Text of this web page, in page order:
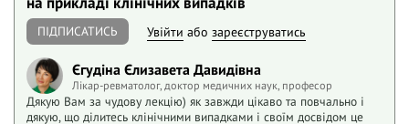
ПІДПИСАТИСЬ Увійти або зареєструватись
Єгудіна Єлизавета Давидівна
Лікар-ревматолог, доктор медичних наук, професор
Дякую Вам за чудову лекцію) як завжди цікаво та повчально і
дякую, що ділитесь клінічними випадками і своїм досвідом це